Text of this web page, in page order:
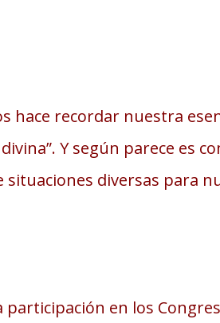
hace recordar nuestra
Y según parece es
diversas para
en los